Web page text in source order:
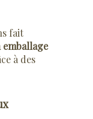
fait
à des